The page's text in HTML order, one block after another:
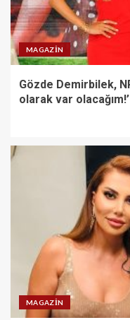
MAGAZIN
Gözde Demirbilek,
olarak var olacağım!’
MAGAZIN